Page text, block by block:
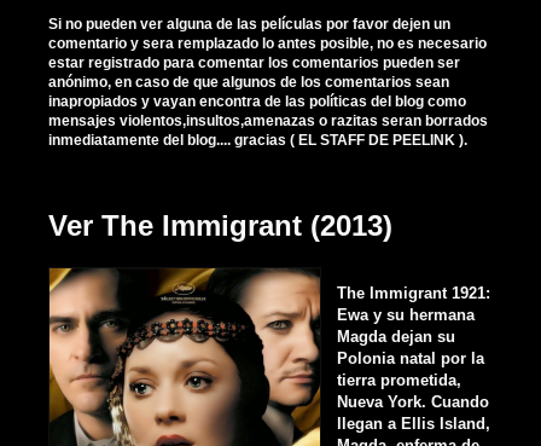
Si no pueden ver alguna de las películas por favor dejen un
comentario y sera remplazado lo antes posible, no es necesario
estar registrado para comentar los comentarios pueden ser
anónimo, en caso de que algunos de los comentarios sean
inapropiados y vayan encontra de las políticas del blog como
mensajes violentos,insultos,amenazas o razitas seran borrados
inmediatamente del blog.... gracias ( EL STAFF DE PEELINK ).
Ver The Immigrant (2013)
The Immigrant 1921:
Ewa y su hermana
Magda dejan su
Polonia natal por la
tierra prometida,
Nueva York. Cuando
llegan a Ellis Island,